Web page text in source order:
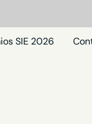
SIE 2026